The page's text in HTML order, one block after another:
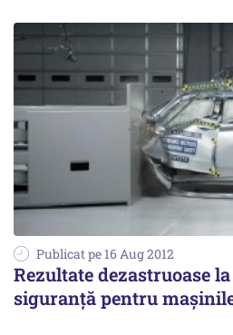
Publicat pe 16 Aug 2012
Rezultate dezastruoase
siguranță pentru